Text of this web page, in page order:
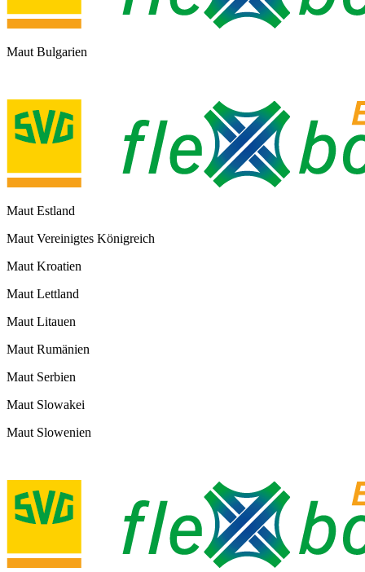
Maut Bulgarien
Maut Estland
Maut Vereinigtes Königreich
Maut Kroatien
Maut Lettland
Maut Litauen
Maut Rumänien
Maut Serbien
Maut Slowakei
Maut Slowenien